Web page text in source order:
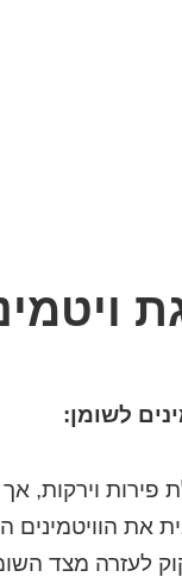
לשומן:
פירות וירקות,
את הוויטמינים
לעזרה מצד